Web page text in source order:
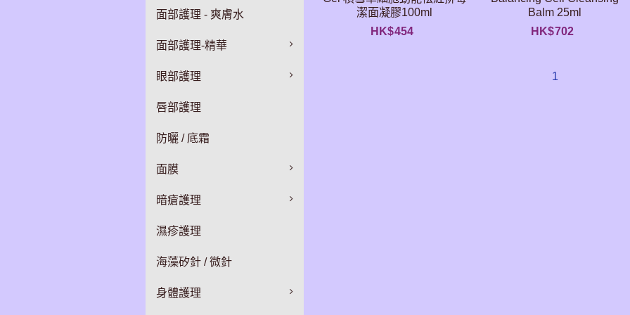
面部護理 - 爽膚水
面部護理-精華
眼部護理
唇部護理
防曬 / 底霜
面膜
暗瘡護理
濕疹護理
海藻矽針 / 微針
身體護理
潔面凝膠100ml
HK$454
Balm 25ml
HK$702
1